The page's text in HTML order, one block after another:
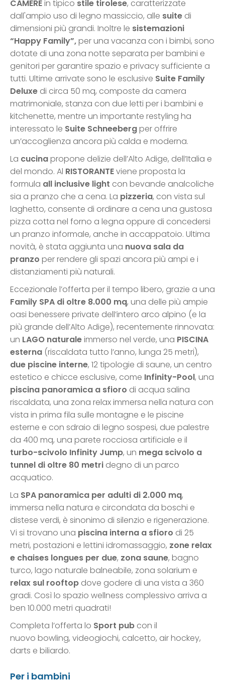
CAMEREin tipico stile tirolese, caratterizzate
dall'ampio uso di legno massiccio, alle suite di
dimensioni più grandi. Inoltre le sistemazioni
“Happy Family”,per una vacanza con i bimbi, sono
dotate di una zona notte separata per bambini e
genitori per garantire spazio e privacy sufficiente a
tutti. Ultime arrivate sono le esclusive Suite Family
Deluxe di circa 50 mq, composte da camera
matrimoniale, stanza con due letti per i bambini e
kitchenette, mentre un importante restyling ha
interessato le Suite Schneebergper offrire
un’accoglienza ancora più calda e moderna.
La cucinapropone delizie dell’Alto Adige, dell’Italia e
del mondo. Al RISTORANTEviene proposta la
formula all inclusive light con bevande analcoliche
sia a pranzo che a cena. La pizzeria, con vista sul
laghetto, consente di ordinare a cena una gustosa
pizza cotta nel forno a legna oppure di concedersi
un pranzo informale, anche in accappatoio. Ultima
novità, è stata aggiunta una nuova sala da
pranzo per rendere gli spazi ancora più ampi e i
distanziamenti più naturali.
Eccezionale l’offerta per il tempo libero, grazie a una
Family SPA di oltre 8.000 mq, una delle più ampie
oasi benessere private dell’intero arco alpino (e la
più grande dell’Alto Adige), recentemente rinnovata:
un LAGO naturaleimmerso nel verde, una PISCINA
esterna (riscaldata tutto l’anno, lunga 25 metri),
due piscine interne, 12 tipologie di saune, un centro
estetico e chicce esclusive, come Infinity-Pool, una
piscina panoramica a sfioro di acqua salina
riscaldata, una zona relax immersa nella natura con
vista in prima fila sulle montagne e le piscine
esterne e con sdraio di legno sospesi, due palestre
da 400 mq, una parete rocciosa artificiale e il
turbo-scivolo Infinity Jump, un mega scivolo a
tunnel di oltre 80 metri degno di un parco
acquatico.
La SPA panoramica per adulti di 2.000 mq,
immersa nella natura e circondata da boschi e
distese verdi, è sinonimo di silenzio e rigenerazione.
Vi si trovano una piscina interna a sfioro di 25
metri, postazioni e lettini idromassaggio, zone relax
e chaises longues per due, zona saune, bagno
turco, lago naturale balneabile, zona solarium e
relax sul rooftop dove godere di una vista a 360
gradi. Così lo spazio wellness complessivo arriva a
ben 10.000 metri quadrati!
Completa l’offerta lo Sport pub con il
nuovo bowling, videogiochi, calcetto, air hockey,
darts e biliardo.
Per i bambini